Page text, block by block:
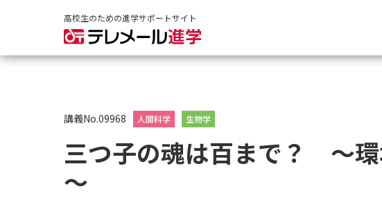
高校生のための進学サポートサイト
講義No.09968 人間科学 生物学
三つ子の魂は百まで？ ～
～